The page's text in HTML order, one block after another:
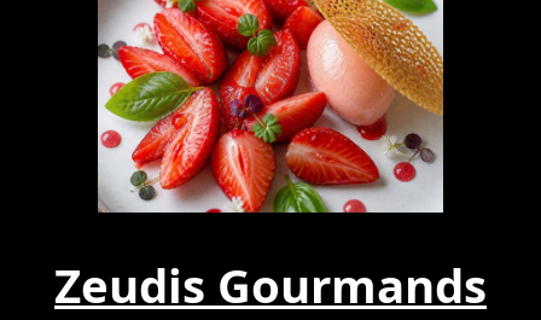
Zeudis Gourmands